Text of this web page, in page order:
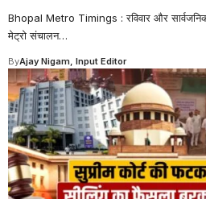
Bhopal Metro Timings : रविवार और
मेट्रो संचालन…
ByAjay Nigam, Input Editor